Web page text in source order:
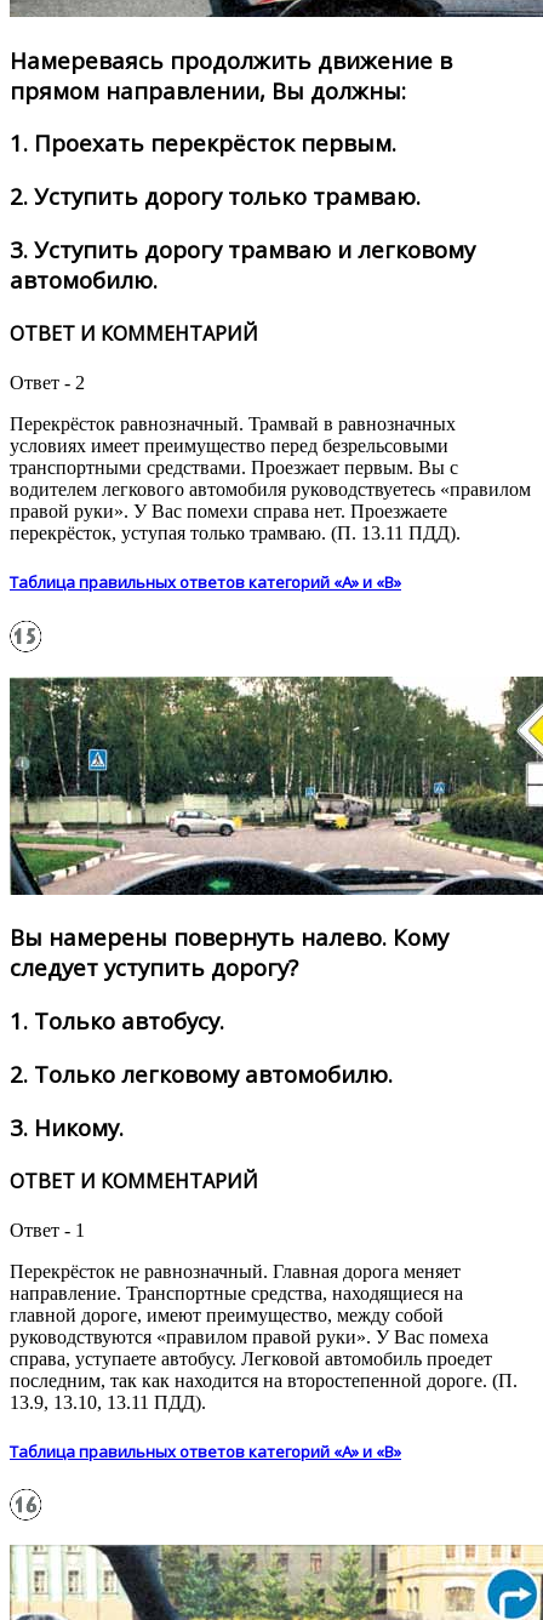
Намереваясь продолжить движение в
прямом направлении, Вы должны:
1. Проехать перекрёсток первым.
2. Уступить дорогу только трамваю.
3. Уступить дорогу трамваю и легковому
автомобилю.
ОТВЕТ И КОММЕНТАРИЙ
Ответ - 2
Перекрёсток равнозначный. Трамвай в равнозначных
условиях имеет преимущество перед безрельсовыми
транспортными средствами. Проезжает первым. Вы с
водителем легкового автомобиля руководствуетесь «правилом
правой руки». У Вас помехи справа нет. Проезжаете
перекрёсток, уступая только трамваю. (П. 13.11 ПДД).
Таблица правильных ответов категорий «А» и «В»
Вы намерены повернуть налево. Кому
следует уступить дорогу?
1. Только автобусу.
2. Только легковому автомобилю.
3. Никому.
ОТВЕТ И КОММЕНТАРИЙ
Ответ - 1
Перекрёсток не равнозначный. Главная дорога меняет
направление. Транспортные средства, находящиеся на
главной дороге, имеют преимущество, между собой
руководствуются «правилом правой руки». У Вас помеха
справа, уступаете автобусу. Легковой автомобиль проедет
последним, так как находится на второстепенной дороге. (П.
13.9, 13.10, 13.11 ПДД).
Таблица правильных ответов категорий «А» и «В»